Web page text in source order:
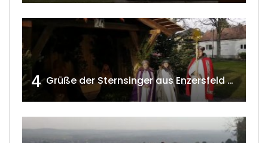
4 Grüße der Sternsinger aus Enzersfeld – Klein-Engersdorf 2021 w4tv169